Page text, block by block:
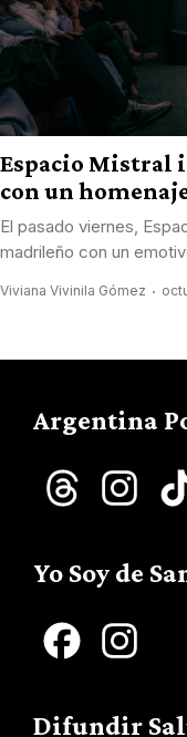
Espacio Mistral
con un
El pasado viernes,
madrileño con un
Viviana Vivinila Gómez
Argentina
Threads
Yo Soy de
Facebook
Difundir